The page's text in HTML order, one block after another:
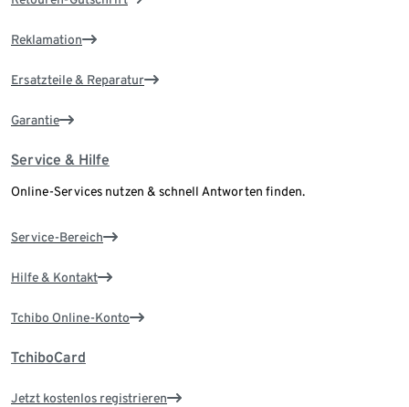
Reklamation
Ersatzteile & Reparatur
Garantie
Service & Hilfe
Online-Services nutzen & schnell Antworten finden.
Service-Bereich
Hilfe & Kontakt
Tchibo Online-Konto
TchiboCard
Jetzt kostenlos registrieren